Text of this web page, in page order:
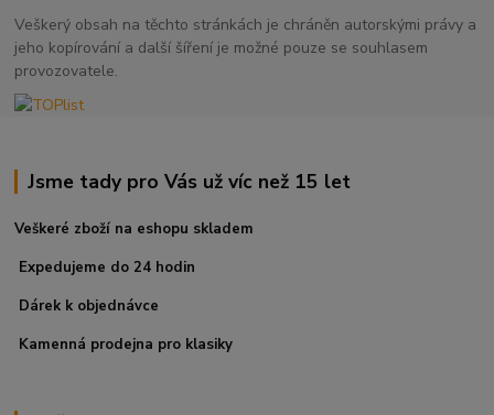
Veškerý obsah na těchto stránkách je chráněn autorskými právy a
jeho kopírování a další šíření je možné pouze se souhlasem
provozovatele.
Jsme tady pro Vás už víc než 15 let
Veškeré zboží na eshopu skladem
Expedujeme do 24 hodin
Dárek k objednávce
Kamenná prodejna pro klasiky